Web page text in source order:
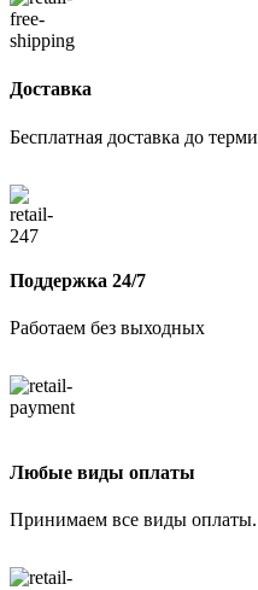
Доставка
Бесплатная доставка до
Поддержка 24/7
Работаем без выходных
Любые виды оплаты
Принимаем все виды